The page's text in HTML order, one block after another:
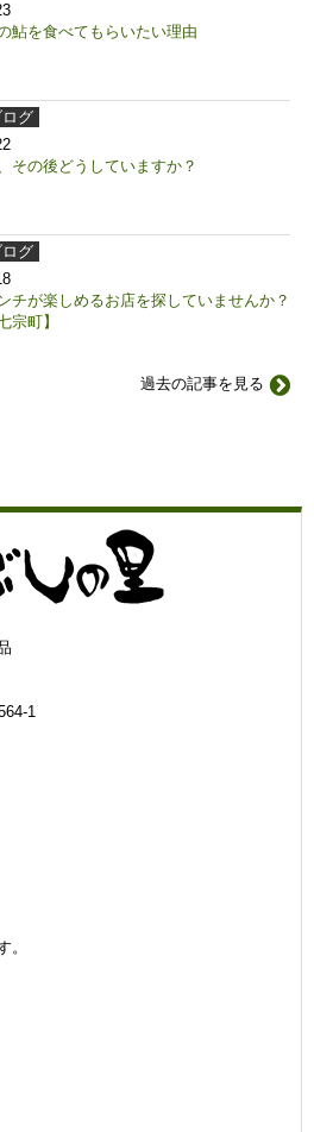
鮎を食べてもらいたい理由
グ
その後どうしていますか？
グ
チが楽しめるお店を探していませんか？
宗町】
過去の記事を見る
1
。